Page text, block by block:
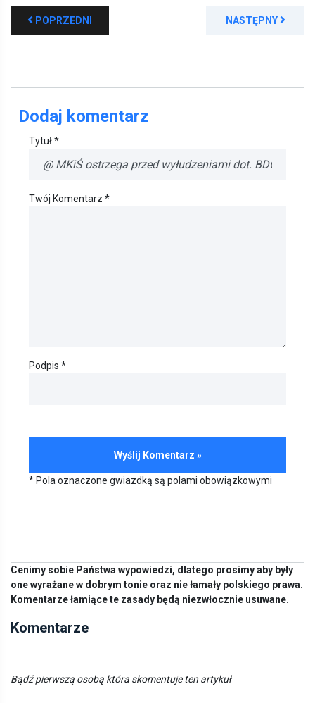
POPRZEDNI NASTĘPNY
Dodaj komentarz
Tytuł *
Twój Komentarz *
Podpis *
* Pola oznaczone gwiazdką są polami obowiązkowymi
Cenimy sobie Państwa wypowiedzi, dlatego prosimy aby były
one wyrażane w dobrym tonie oraz nie łamały polskiego prawa.
Komentarze łamiące te zasady będą niezwłocznie usuwane.
Komentarze
Bądź pierwszą osobą która skomentuje ten artykuł